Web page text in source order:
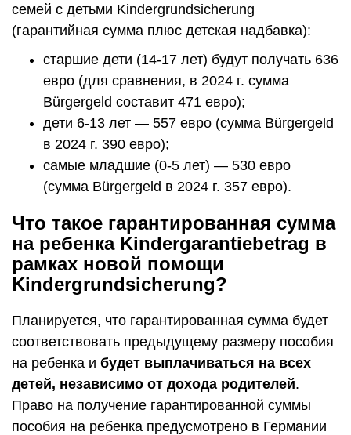
семей с детьми Kindergrundsicherung
(гарантийная сумма плюс детская надбавка):
старшие дети (14-17 лет) будут получать 636
евро (для сравнения, в 2024 г. сумма
Bürgergeld составит 471 евро);
дети 6-13 лет — 557 евро (сумма Bürgergeld
в 2024 г. 390 евро);
самые младшие (0-5 лет) — 530 евро
(сумма Bürgergeld в 2024 г. 357 евро).
Что такое гарантированная сумма
на ребенка Kindergarantiebetrag в
рамках новой помощи
Kindergrundsicherung?
Планируется, что гарантированная сумма будет
соответствовать предыдущему размеру пособия
на ребенка и будет выплачиваться на всех
детей, независимо от дохода родителей.
Право на получение гарантированной суммы
пособия на ребенка предусмотрено в Германии